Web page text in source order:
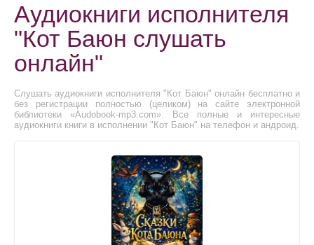
Аудиокниги исполнителя
"Кот Баюн слушать
онлайн"
Слушать аудиокниги исполнителя "Кот Баюн" онлайн бесплатно и
без регистрации полностью (целиком) на сайте электронной
библиотеки «Audobook-mp3.com». Все полные и интересные
аудиокниги книги в исполнении "Кот Баюн" на телефон и андроид.